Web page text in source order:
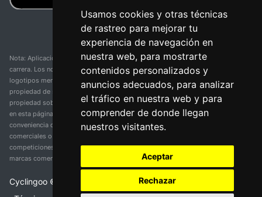
Usamos cookies y otras técnicas
de rastreo para mejorar tu
experiencia de navegación en
nuestra web, para mostrarte
contenidos personalizados y
anuncios adecuados, para analizar
el tráfico en nuestra web y para
comprender de donde llegan
nuestros visitantes.
Aceptar
Rechazar
Nota: Aplicación y web no oficial y no relacionada con ninguna organización o
carrera. Los nombres de equipos, competiciones, marcas comerciales y
logotipos mencionados en esta página de resultados de ciclismo son
propiedad de sus respectivos dueños. No tenemos afiliación, patrocinio ni
propiedad sobre estas marcas comerciales. Toda la información proporcionada
en esta página se presenta únicamente con fines informativos y para la
conveniencia de nuestros usuarios. Cualquier uso de nombres, marcas
comerciales o logotipos tiene el único propósito de identificar equipos y
competiciones y no implica asociación o respaldo. Todos los derechos de las
marcas comerciales mencionadas aquí pertenecen a sus propietarios legítimos.
Cyclingoo ©